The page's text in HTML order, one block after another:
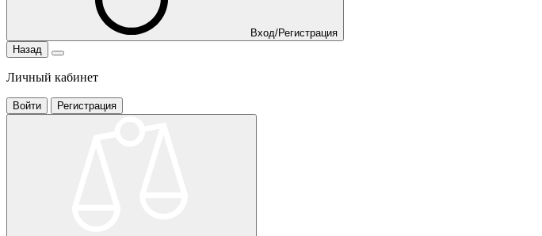
Вход/Регистрация
Назад
Личный кабинет
Войти Регистрация